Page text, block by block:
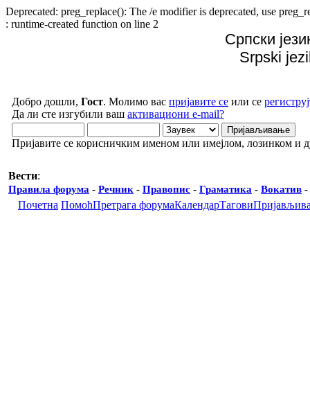
Deprecated: preg_replace(): The /e modifier is deprecated, use
: runtime-created function on line 2
Српски
Srpski
Добро дошли, Гост. Молимо вас пријавите се или се
Да ли сте изгубили ваш активациони e-mail?
Пријавите се корисничким именом или имејлом, лозинком и
Вести:
Правила форума - Речник - Правопис - Граматика - Вокатив -
Почетна ПомоћПретрага форумаКалендарТагови